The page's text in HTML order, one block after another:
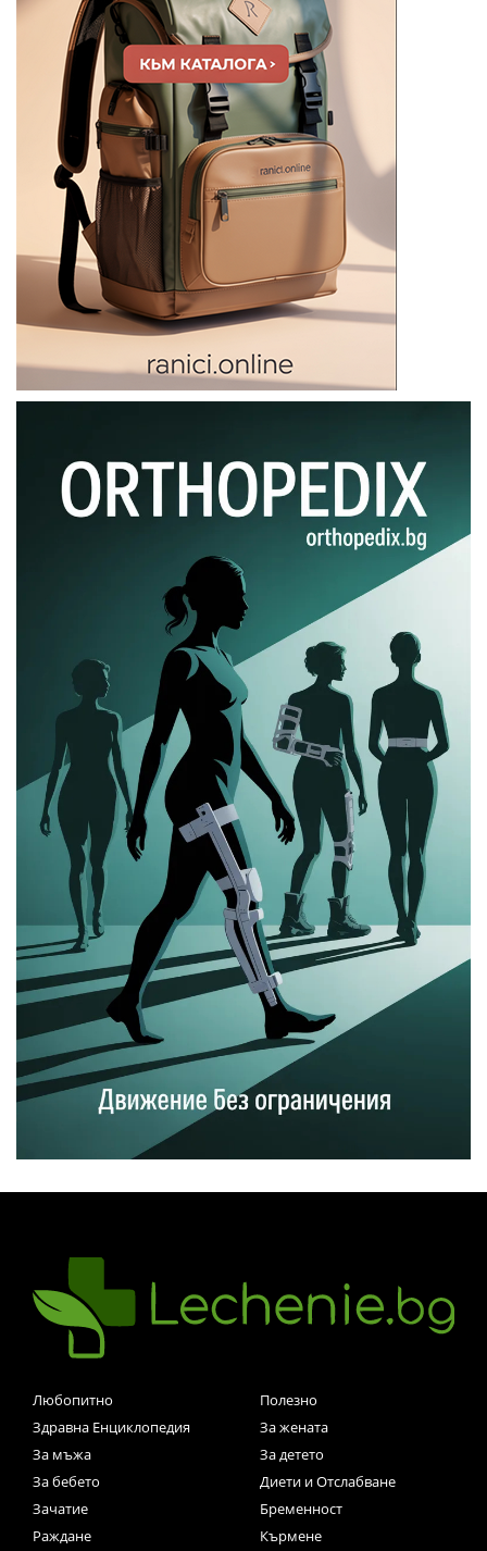
Любопитно
Полезно
Здравна Енциклопедия
За жената
За мъжа
За детето
За бебето
Диети и Отслабване
Зачатие
Бременност
Раждане
Кърмене